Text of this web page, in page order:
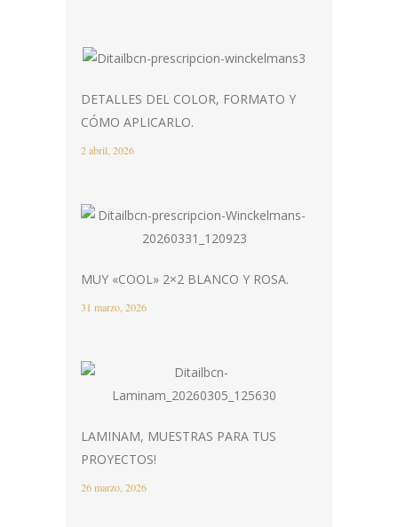
DETALLES DEL COLOR, FORMATO Y
CÓMO APLICARLO.
2 abril, 2026
MUY «COOL» 2×2 BLANCO Y ROSA.
31 marzo, 2026
LAMINAM, MUESTRAS PARA TUS
PROYECTOS!
26 marzo, 2026